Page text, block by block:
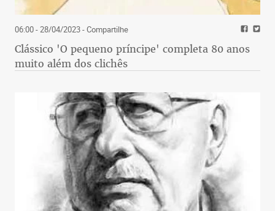
06:00 - 28/04/2023- Compartilhe
Clássico 'O pequeno príncipe' completa 80 anos
muito além dos clichês